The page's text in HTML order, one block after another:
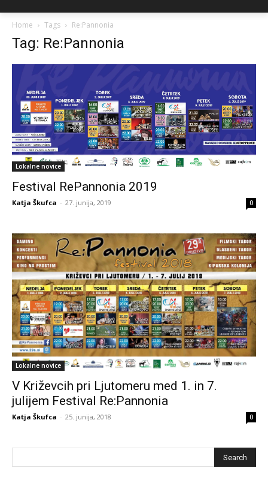
Home Tags Re:Pannonia
Tag: Re:Pannonia
Lokalne novice
Festival RePannonia 2019
Katja Škufca - 27. junija, 2019 0
Lokalne novice
V Križevcih pri Ljutomeru med 1. in 7.
julijem Festival Re:Pannonia
Katja Škufca - 25. junija, 2018 0